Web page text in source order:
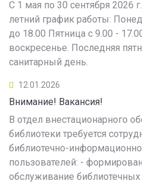
С 1 мая по 30 сентября 2026
летний график работы:
до 18.00 Пятница с 9.00 -
воскресенье. Последняя
санитарный день.
12.01.2026
Внимание! Вакансия!
В отдел внестационарного
библиотеки требуется
библиотечно-
пользователей: -
обслуживание библиотечных